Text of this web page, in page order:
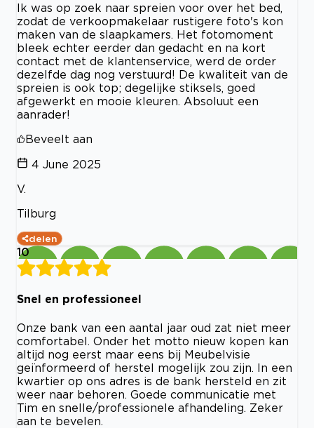
Ik was op zoek naar spreien voor over het bed,
zodat de verkoopmakelaar rustigere foto's kon
maken van de slaapkamers. Het fotomoment
bleek echter eerder dan gedacht en na kort
contact met de klantenservice, werd de order
dezelfde dag nog verstuurd! De kwaliteit van de
spreien is ook top; degelijke stiksels, goed
afgewerkt en mooie kleuren. Absoluut een
aanrader!
Beveelt aan
4 June 2025
V.
Tilburg
delen
10
Snel en professioneel
Onze bank van een aantal jaar oud zat niet meer
comfortabel. Onder het motto nieuw kopen kan
altijd nog eerst maar eens bij Meubelvisie
geïnformeerd of herstel mogelijk zou zijn. In een
kwartier op ons adres is de bank hersteld en zit
weer naar behoren. Goede communicatie met
Tim en snelle/professionele afhandeling. Zeker
aan te bevelen.